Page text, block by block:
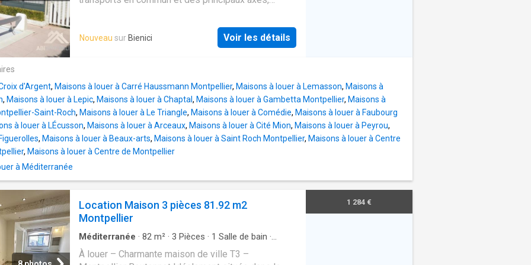
de-chaussée se compose d'un lumineux séjour,
d'une cuisine, ainsi que d'un WC indépendant.À
garage, d'une loggia et d'une piscine.Disponible
début août.Honoraires de 1 377 € TTC à la charge du
locataire comprenant 318,09 € TTC pour l'état des
lieux. Zone soumise à encadrement des loyers.
Loyer de référence majoré (loyer de base à ne pas
dépasser) 1372.80 €/mois. Loyer de base 1372.80
de garantie 1 706 €. Classe énergie C, Classe climat
d'énergie pour un usage standard: entre 1283.00 € et
1735.00 € sur les années 2021, 2022 et 2023
(abonnements compris). Les informations sur l
Nouveau sur Bienici Voir les détails
d'Argent, Maisons à louer à Carré Haussmann Montpellier, Maisons à louer à Lemasson, Maisons à
, Maisons à louer à Lepic, Maisons à louer à Chaptal , Maisons à louer à Gambetta Montpellier, Maisons à
Saint-Roch, Maisons à louer à Le Triangle, Maisons à louer à Comédie, Maisons à louer à Faubourg
à louer à LÉcusson, Maisons à louer à Arceaux, Maisons à louer à Cité Mion, Maisons à louer à Peyrou,
, Maisons à louer à Beaux-arts, Maisons à louer à Saint Roch Montpellier, Maisons à louer à Centre
, Maisons à louer à Centre de Montpellier
à Méditerranée
Location Maison 3 pièces 81.92 m2
Montpellier
Méditerranée · 82 m² · 3 Pièces · 1 Salle de bain ·
Maison
À louer – Charmante maison de ville T3 –
1 284 €